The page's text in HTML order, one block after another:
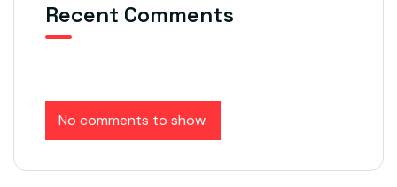
Recent Comments
No comments to show.